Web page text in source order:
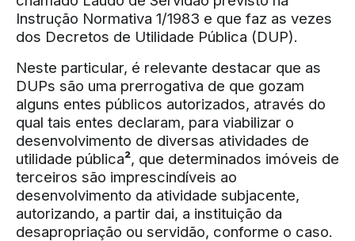
Instrução Normativa 1/1983 e que faz as vezes
dos Decretos de Utilidade Pública (DUP).
Neste particular, é relevante destacar que as
DUPs são uma prerrogativa de que gozam
alguns entes públicos autorizados, através do
qual tais entes declaram, para viabilizar o
desenvolvimento de diversas atividades de
utilidade pública², que determinados imóveis de
terceiros são imprescindíveis ao
desenvolvimento da atividade subjacente,
autorizando, a partir dai, a instituição da
desapropriação ou servidão, conforme o caso.